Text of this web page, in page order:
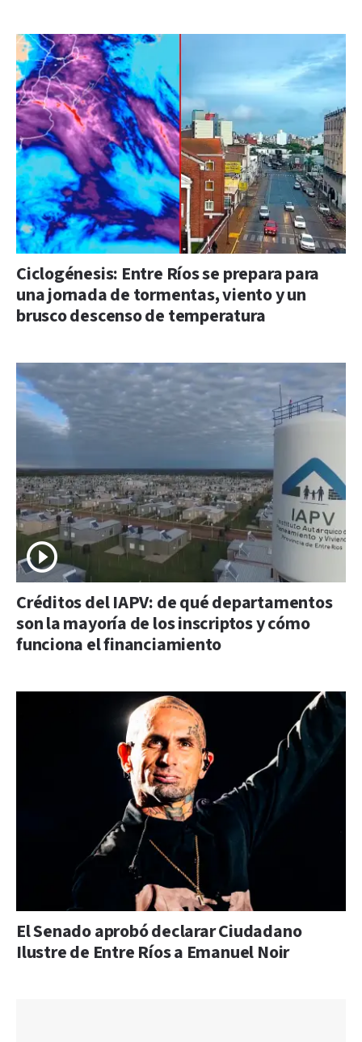
Ciclogénesis: Entre Ríos se prepara para
una jornada de tormentas, viento y un
brusco descenso de temperatura
Créditos del IAPV: de qué departamentos
son la mayoría de los inscriptos y cómo
funciona el financiamiento
El Senado aprobó declarar Ciudadano
Ilustre de Entre Ríos a Emanuel Noir